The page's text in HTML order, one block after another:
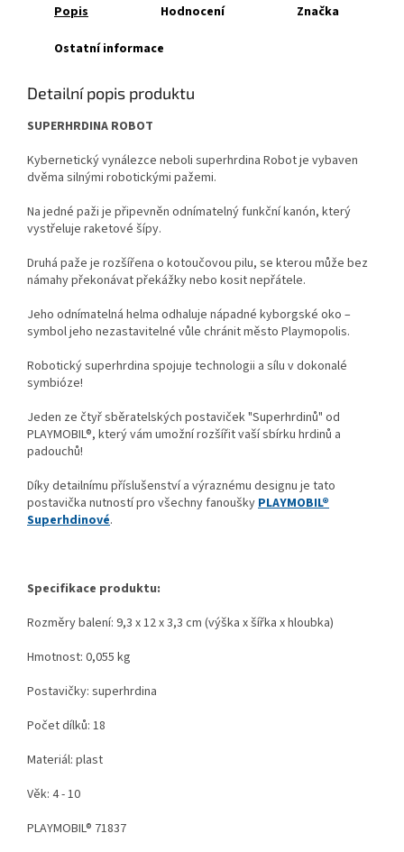
Popis Hodnocení Značka
Ostatní informace
Detailní popis produktu
SUPERHRDINA ROBOT
Kybernetický vynálezce neboli superhrdina Robot je vybaven
dvěma silnými robotickými pažemi.
Na jedné paži je připevněn odnímatelný funkční kanón, který
vystřeluje raketové šípy.
Druhá paže je rozšířena o kotoučovou pilu, se kterou může bez
námahy překonávat překážky nebo kosit nepřátele.
Jeho odnímatelná helma odhaluje nápadné kyborgské oko –
symbol jeho nezastavitelné vůle chránit město Playmopolis.
Robotický superhrdina spojuje technologii a sílu v dokonalé
symbióze!
Jeden ze čtyř sběratelských postaviček "Superhrdinů" od
PLAYMOBIL®, který vám umožní rozšířit vaší sbírku hrdinů a
padouchů!
Díky detailnímu příslušenství a výraznému designu je tato
postavička nutností pro všechny fanoušky PLAYMOBIL®
Superhdinové.
Specifikace produktu:
Rozměry balení: 9,3 x 12 x 3,3 cm (výška x šířka x hloubka)
Hmotnost: 0,055 kg
Postavičky: superhrdina
Počet dílků: 18
Materiál: plast
Věk: 4 - 10
PLAYMOBIL® 71837